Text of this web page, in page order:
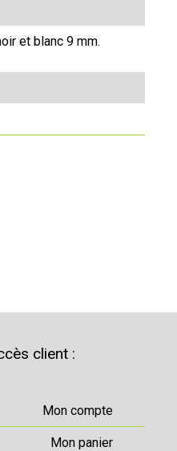
et blanc 9 mm.
client :
Mon compte
Mon panier